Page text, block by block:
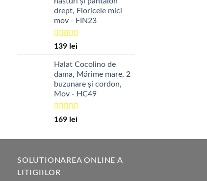
drept, Floricele mici
mov - FIN23
Evaluat la
139 lei
Halat Cocolino de
dama, Mărime mare, 2
buzunare și cordon,
Mov - HC49
Evaluat la
169 lei
SOLUTIONAREA ONLINE A
LITIGIILOR